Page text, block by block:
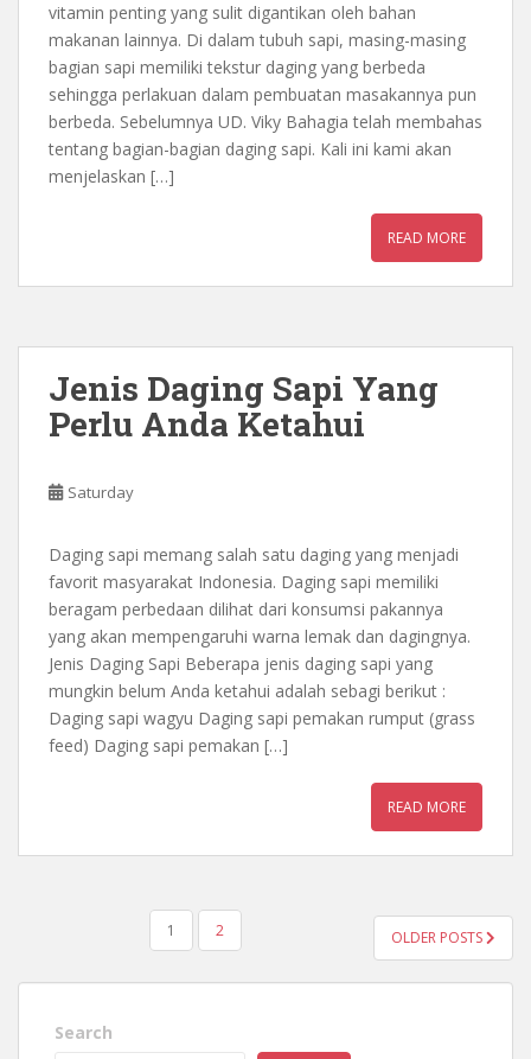
vitamin penting yang sulit digantikan oleh bahan
makanan lainnya. Di dalam tubuh sapi, masing-masing
bagian sapi memiliki tekstur daging yang berbeda
sehingga perlakuan dalam pembuatan masakannya pun
berbeda. Sebelumnya UD. Viky Bahagia telah membahas
tentang bagian-bagian daging sapi. Kali ini kami akan
menjelaskan […]
READ MORE
Jenis Daging Sapi Yang
Perlu Anda Ketahui
Saturday
Daging sapi memang salah satu daging yang menjadi
favorit masyarakat Indonesia. Daging sapi memiliki
beragam perbedaan dilihat dari konsumsi pakannya
yang akan mempengaruhi warna lemak dan dagingnya.
Jenis Daging Sapi Beberapa jenis daging sapi yang
mungkin belum Anda ketahui adalah sebagi berikut :
Daging sapi wagyu Daging sapi pemakan rumput (grass
feed) Daging sapi pemakan […]
READ MORE
PAGINATION
1 2 OLDER POSTS
Search